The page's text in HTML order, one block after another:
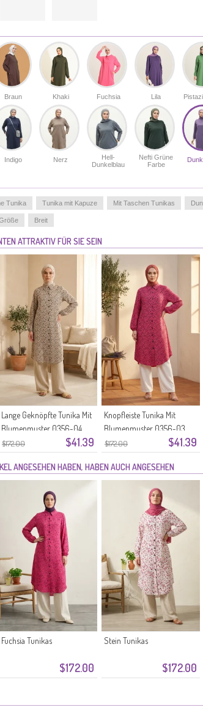
GRÖßE UNSERES MODELLS :
HIPS : 98, WAIST : 66,
WEIGHT
: 59
Braun Khaki Fuchsia Lila
Indigo Nerz
Hell-
Dunkelblau
Nefti Grüne
Farbe
Tunika Tunika mit Kapuze Mit Taschen Tunikas
Breit
ATTRAKTIV FÜR SIE SEIN
$172.00 $41.39
Lange Geknöpfte Tunika Mit
Blumenmuster 0356-04
Nerz
$172.00 $41.39
Knopfleiste Tunika Mit
Blumenmuster 0356-03
Dunkelrosa
ANGESEHEN HABEN, HABEN AUCH ANGESEHEN
$172.00
Fuchsia Tunikas
$172.00
Stein Tunikas